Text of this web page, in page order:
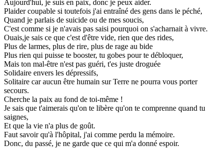
Aujourd'hui, je suis en paix, donc je peux aider.
Plaider coupable si toutefois j'ai entraîné des gens dans le péché,
Quand je parlais de suicide ou de mes soucis,
C'est comme si je n'avais pas saisi pourquoi on s'acharnait à vivre.
Ouais,je sais ce que c'est d'être vide, rien que des rides,
Plus de larmes, plus de rire, plus de rage au bide
Plus rien qui puisse te booster, tu gobes pour te débloquer,
Mais ton mal-être n'est pas guéri, t'es juste droguée
Solidaire envers les dépressifs,
Solitaire car aucun être humain sur Terre ne pourra vous porter
secours.
Cherche la paix au fond de toi-même !
Je sais que t'aimerais qu'on te libère qu'on te comprenne quand tu
saignes,
Et que la vie n'a plus de goût.
Faut savoir qu'à l'hôpital, j'ai comme perdu la mémoire.
Donc, du passé, je ne garde que ce qui m'a donné espoir.